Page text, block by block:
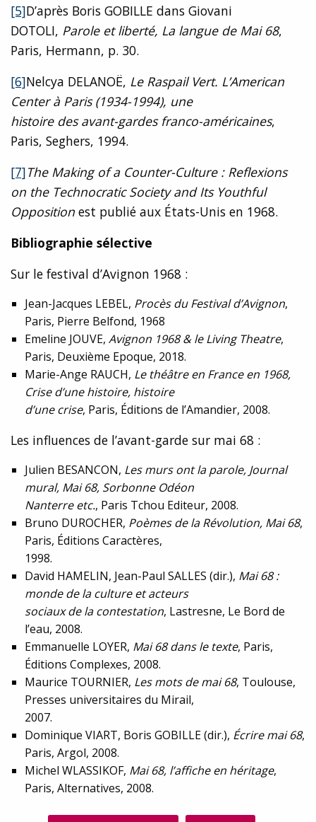
[5]D’après Boris GOBILLE dans Giovani
DOTOLI, Parole et liberté, La langue de Mai 68,
Paris, Hermann, p. 30.
[6]Nelcya DELANOË, Le Raspail Vert. L’American
Center à Paris (1934-1994), une
histoire des avant-gardes franco-américaines,
Paris, Seghers, 1994.
[7]The Making of a Counter-Culture : Reflexions
on the Technocratic Society and Its Youthful
Opposition est publié aux États-Unis en 1968.
Bibliographie sélective
Sur le festival d’Avignon 1968 :
Jean-Jacques LEBEL, Procès du Festival d’Avignon,
Paris, Pierre Belfond, 1968
Emeline JOUVE, Avignon 1968 & le Living Theatre,
Paris, Deuxième Epoque, 2018.
Marie-Ange RAUCH, Le théâtre en France en 1968,
Crise d’une histoire, histoire
d’une crise, Paris, Éditions de l’Amandier, 2008.
Les influences de l’avant-garde sur mai 68 :
Julien BESANCON, Les murs ont la parole, Journal
mural, Mai 68, Sorbonne Odéon
Nanterre etc., Paris Tchou Editeur, 2008.
Bruno DUROCHER, Poèmes de la Révolution, Mai 68,
Paris, Éditions Caractères,
1998.
David HAMELIN, Jean-Paul SALLES (dir.), Mai 68 :
monde de la culture et acteurs
sociaux de la contestation, Lastresne, Le Bord de
l’eau, 2008.
Emmanuelle LOYER, Mai 68 dans le texte, Paris,
Éditions Complexes, 2008.
Maurice TOURNIER, Les mots de mai 68, Toulouse,
Presses universitaires du Mirail,
2007.
Dominique VIART, Boris GOBILLE (dir.), Écrire mai 68,
Paris, Argol, 2008.
Michel WLASSIKOF, Mai 68, l’affiche en héritage,
Paris, Alternatives, 2008.